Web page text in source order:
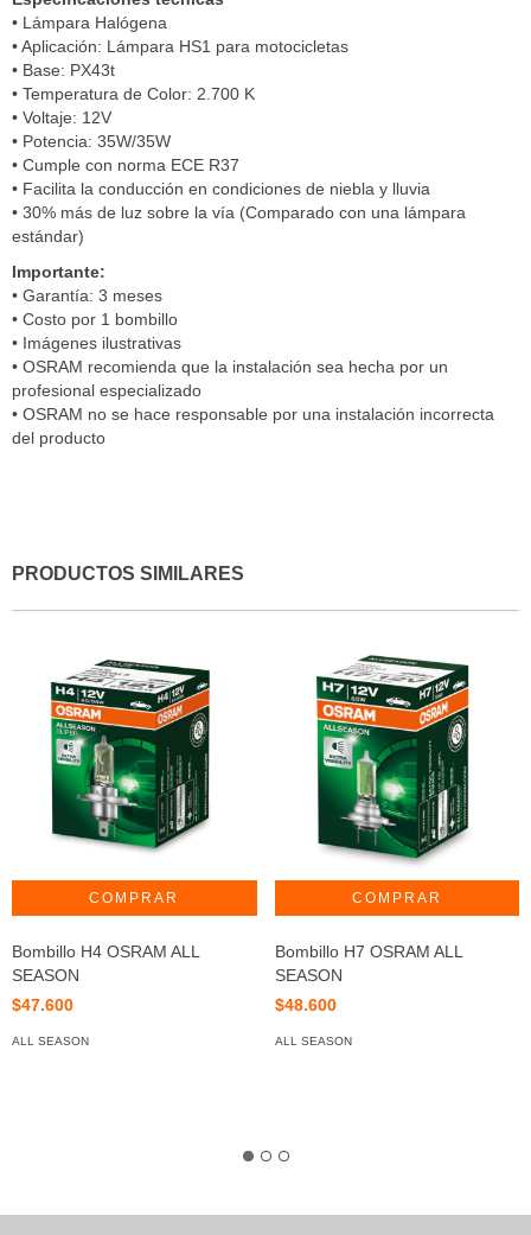
• Lámpara Halógena
• Aplicación: Lámpara HS1 para motocicletas
• Base: PX43t
• Temperatura de Color: 2.700 K
• Voltaje: 12V
• Potencia: 35W/35W
• Cumple con norma ECE R37
• Facilita la conducción en condiciones de niebla y lluvia
• 30% más de luz sobre la vía (Comparado con una lámpara
estándar)
Importante:
• Garantía: 3 meses
• Costo por 1 bombillo
• Imágenes ilustrativas
• OSRAM recomienda que la instalación sea hecha por un
profesional especializado
• OSRAM no se hace responsable por una instalación incorrecta
del producto
PRODUCTOS SIMILARES
Bombillo H4 OSRAM ALL
SEASON
$47.600
ALL SEASON
Bombillo H7 OSRAM ALL
SEASON
$48.600
ALL SEASON